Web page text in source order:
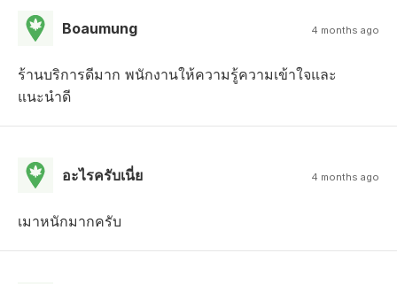
Boaumung 4 months ago
ร้านบริการดีมาก พนักงานให้ความรู้ความเข้าใจและ
แนะนำดี
อะไรครับเนี่ย 4 months ago
เมาหนักมากครับ